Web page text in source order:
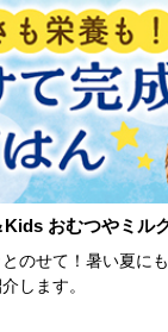
おむつやミル
のせて！暑い夏に
します。